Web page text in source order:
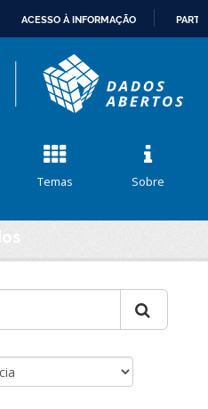
CONTEÚDO
ACESSO À INFORMAÇÃO
Temas Sobre